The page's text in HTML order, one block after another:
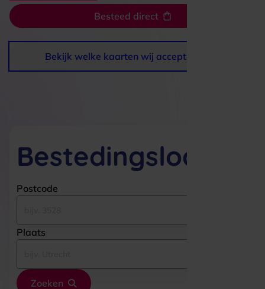
Besteed direct
Bekijk welke kaarten wij accepteren
Bestedingslocaties
Postcode
Plaats
Zoeken